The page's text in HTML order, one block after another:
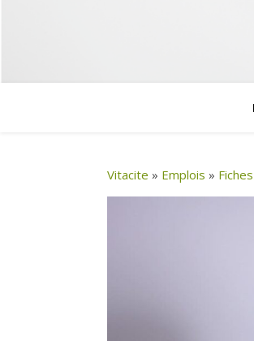
Vitacite » Emplois »